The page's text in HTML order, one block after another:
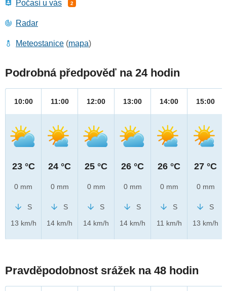
Počasí u vás 2
Radar
Meteostanice (mapa)
Podrobná předpověď na 24 hodin
10:00
23 °C
0 mm
S
13 km/h
11:00
24 °C
0 mm
S
14 km/h
12:00
25 °C
0 mm
S
14 km/h
13:00
26 °C
0 mm
S
14 km/h
14:00
26 °C
0 mm
S
11 km/h
15:00
27 °C
0 mm
S
13 km/h
Pravděpodobnost srážek na 48 hodin